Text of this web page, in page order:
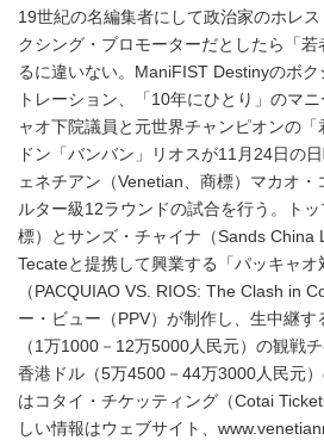
19世紀の名編集者にして政治家のホレ
クシング・プロモーターだとしたら「若
るに違いない。ManiFIST Destinyのボ
トレーション、「10年にひとり」のマ
ャオ下院議員と元世界チャンピオンの
ドン「バンバン」リオスが11月24日の
ェネチアン（Venetian、商標）マカオ・
ルター級12ラウンドの試合を行う。ト
標）とサンズ・チャイナ（Sands China
Tecateと提携して興業する「パッキャ
（PACQUIAO VS. RIOS: The Clash in
ー・ビュー（PPV）が制作し、生中継
（1万1000－12万5000人民元）の観戦
香港ドル（5万4500－44万3000人民元
はコタイ・チケッティング（Cotai
しい情報はウェブサイト、